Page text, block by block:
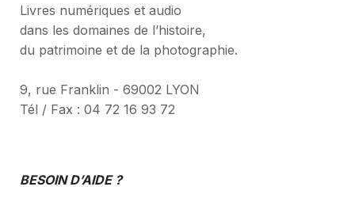
Livres numériques et audio
dans les domaines de l’histoire,
du patrimoine et de la photographie.
9, rue Franklin - 69002 LYON
Tél / Fax : 04 72 16 93 72
BESOIN D’AIDE ?